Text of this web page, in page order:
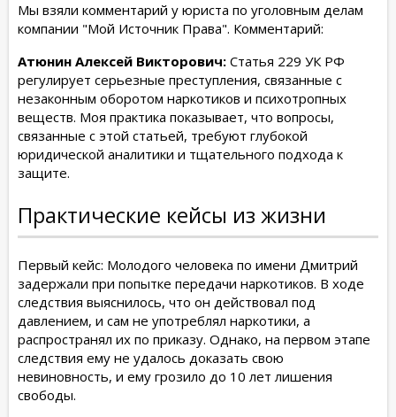
Мы взяли комментарий у юриста по уголовным делам
компании "Мой Источник Права". Комментарий:
Атюнин Алексей Викторович: Статья 229 УК РФ
регулирует серьезные преступления, связанные с
незаконным оборотом наркотиков и психотропных
веществ. Моя практика показывает, что вопросы,
связанные с этой статьей, требуют глубокой
юридической аналитики и тщательного подхода к
защите.
Практические кейсы из жизни
Первый кейс: Молодого человека по имени Дмитрий
задержали при попытке передачи наркотиков. В ходе
следствия выяснилось, что он действовал под
давлением, и сам не употреблял наркотики, а
распространял их по приказу. Однако, на первом этапе
следствия ему не удалось доказать свою
невиновность, и ему грозило до 10 лет лишения
свободы.